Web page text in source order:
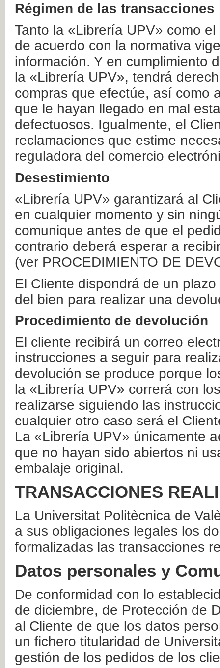
Régimen de las transacciones
Tanto la «Librería UPV» como
de acuerdo con la normativa
información. Y en cumplimiento
la «Librería UPV», tendrá
compras que efectúe, así como
que le hayan llegado en mal
defectuosos. Igualmente, el
reclamaciones que estime
reguladora del comercio
Desestimiento
«Librería UPV» garantizará al
en cualquier momento y sin
comunique antes de que el
contrario deberá esperar a
(ver PROCEDIMIENTO DE
El Cliente dispondrá de un
del bien para realizar una
Procedimiento de devolución
El cliente recibirá un correo
instrucciones a seguir para
devolución se produce porque
la «Librería UPV» correrá con
realizarse siguiendo las
cualquier otro caso será el
La «Librería UPV» únicamente
que no hayan sido abiertos ni
embalaje original.
TRANSACCIONES
La Universitat Politècnica de
a sus obligaciones legales los
formalizadas las transacciones
Datos personales y
De conformidad con lo
de diciembre, de Protección de
al Cliente de que los datos
un fichero titularidad de
gestión de los pedidos de los